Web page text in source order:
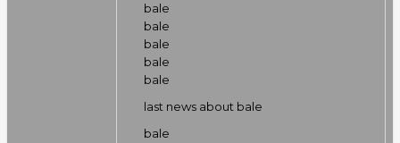
bale
bale
bale
bale
bale
last news about bale
bale